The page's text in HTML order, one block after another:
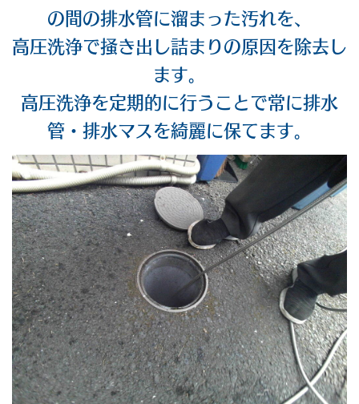
の間の排水管に溜まった汚れを、
高圧洗浄で掻き出し詰まりの原因を除去し
ます。
高圧洗浄を定期的に行うことで常に排水
管・排水マスを綺麗に保てます。